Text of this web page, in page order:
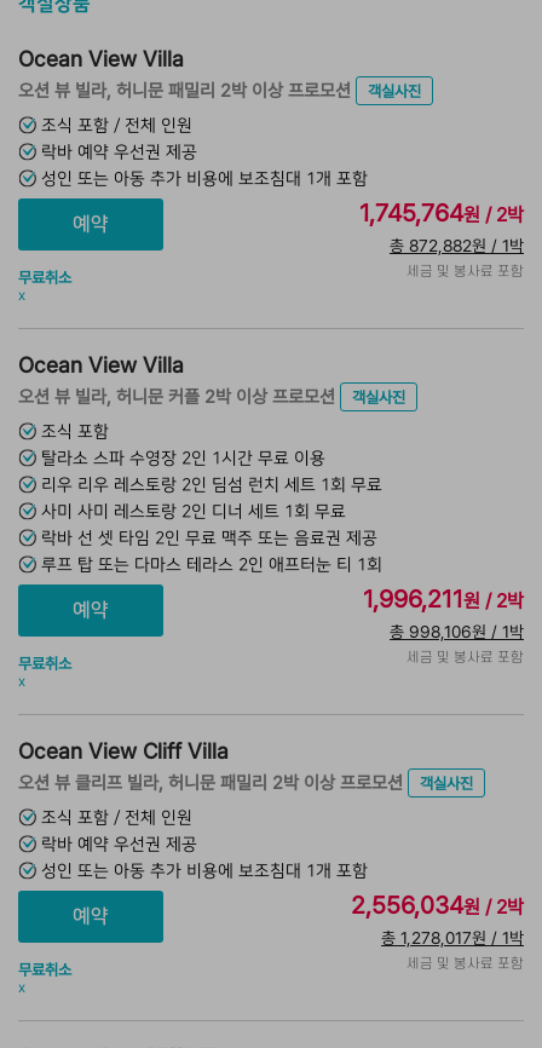
Ocean View Villa
오션 뷰 빌라, 허니문 패밀리 2박 이상 프로모션
객실사진
조식 포함 / 전체 인원
락바 예약 우선권 제공
성인 또는 아동 추가 비용에 보조침대 1개 포함
무료취소
x
1,745,764원 / 2박
총 872,882원 / 1박
세금 및 봉사료 포함
Ocean View Villa
오션 뷰 빌라, 허니문 커플 2박 이상 프로모션
객실사진
조식 포함
탈라소 스파 수영장 2인 1시간 무료 이용
리우 리우 레스토랑 2인 딤섬 런치 세트 1회 무료
사미 사미 레스토랑 2인 디너 세트 1회 무료
락바 선 셋 타임 2인 무료 맥주 또는 음료권 제공
루프 탑 또는 다마스 테라스 2인 애프터눈 티 1회
무료취소
x
1,996,211원 / 2박
총 998,106원 / 1박
세금 및 봉사료 포함
Ocean View Cliff Villa
오션 뷰 클리프 빌라, 허니문 패밀리 2박 이상 프로모션
객실사진
조식 포함 / 전체 인원
락바 예약 우선권 제공
성인 또는 아동 추가 비용에 보조침대 1개 포함
무료취소
x
2,556,034원 / 2박
총 1,278,017원 / 1박
세금 및 봉사료 포함